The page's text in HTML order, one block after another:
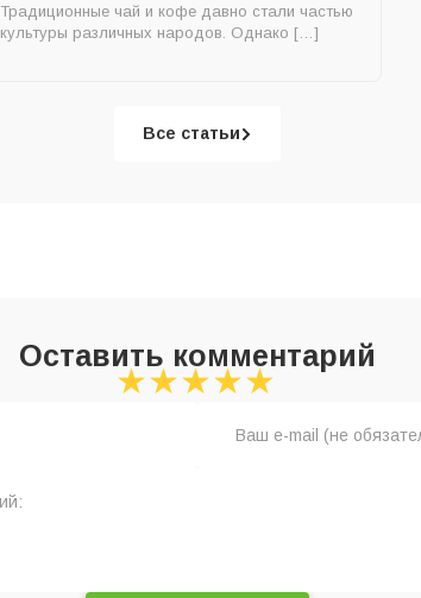
Традиционные чай и кофе давно стали частью
культуры различных народов. Однако […]
Все статьи
Оставить комментарий
★
★★
★★★
★★★★
★★★★★